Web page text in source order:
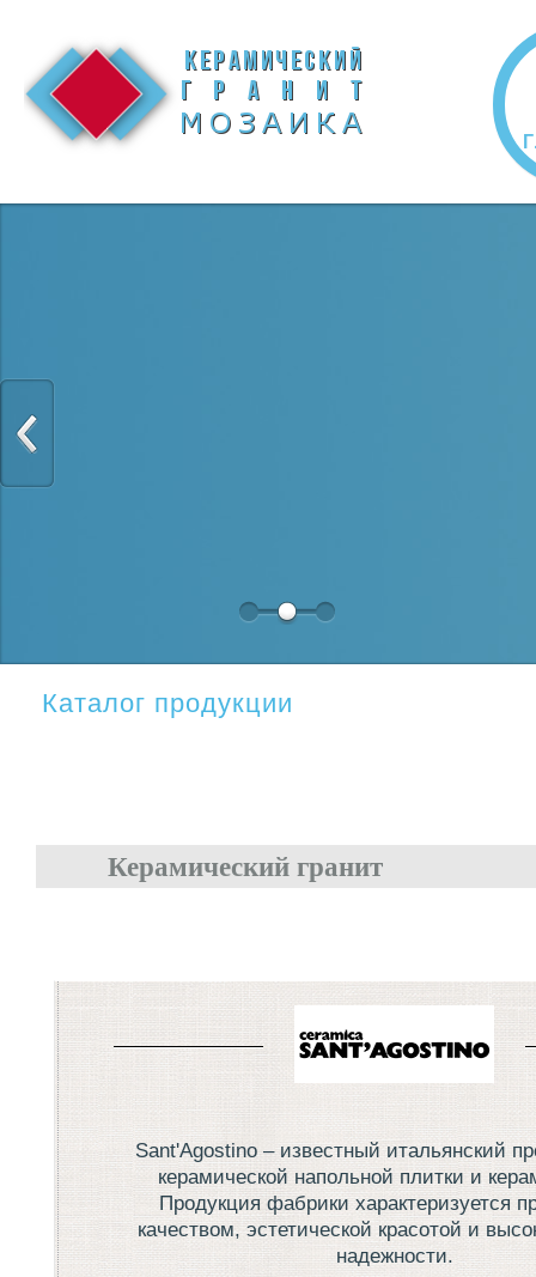
Каталог продукции
Керамический гранит
Sant'Agostino – известный итальянский
керамической напольной плитки и
Продукция фабрики характеризуется
качеством, эстетической красотой и
надежности.